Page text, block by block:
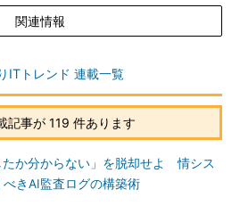
関連情報
トレンド 連載一覧
記事が 119 件あります
たか分からない」を脱却せよ 情シス
きAI監査ログの構築術